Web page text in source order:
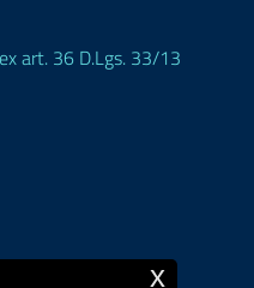
art. 36 D.Lgs. 33/13
x